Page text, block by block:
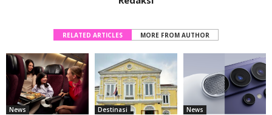
RELATED ARTICLES MORE FROM AUTHOR
News Destinasi News